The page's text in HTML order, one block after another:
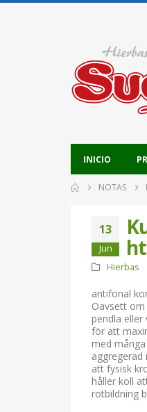
INICIO
NOTAS
13
Jun
Hierbas
antifonal
Oavsett
pendla
för att
med
att fysisk
håller koll
rotbildning